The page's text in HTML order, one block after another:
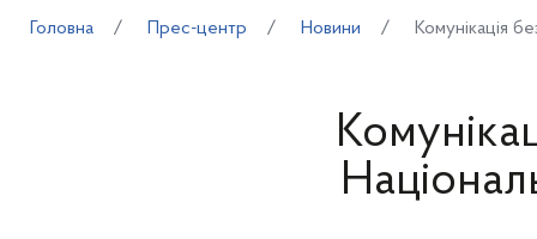
Головна Прес-центр Новини Комунікація